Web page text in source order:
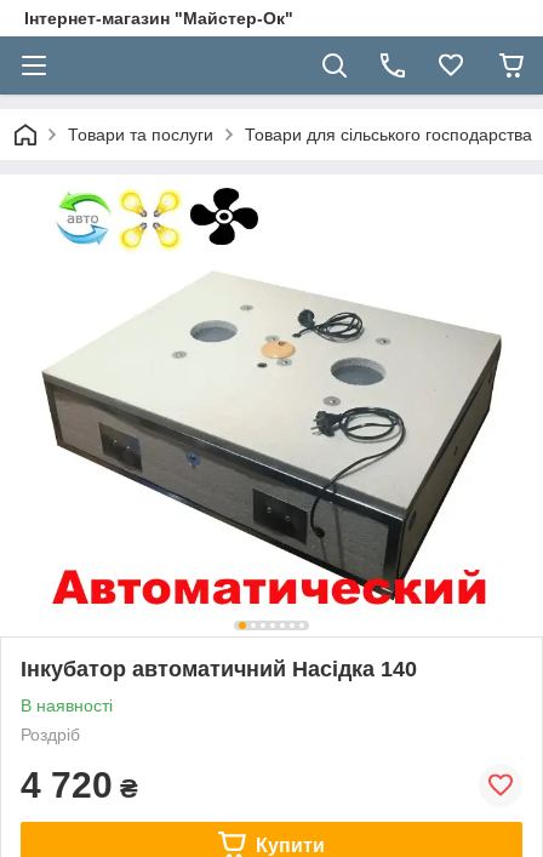
Інтернет-магазин "Майстер-Ок"
Товари та послуги Товари для сільського господарства
Інкубатор автоматичний Насідка 140
В наявності
Роздріб
4 720 ₴
Купити